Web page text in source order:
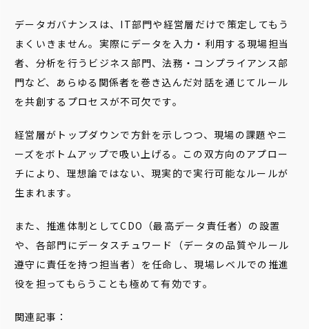
データガバナンスは、IT部門や経営層だけで策定してもう
まくいきません。実際にデータを入力・利用する現場担当
者、分析を行うビジネス部門、法務・コンプライアンス部
門など、あらゆる関係者を巻き込んだ対話を通じてルール
を共創するプロセスが不可欠です。
経営層がトップダウンで方針を示しつつ、現場の課題やニ
ーズをボトムアップで吸い上げる。この双方向のアプロー
チにより、理想論ではない、現実的で実行可能なルールが
生まれます。
また、推進体制としてCDO（最高データ責任者）の設置
や、各部門にデータスチュワード（データの品質やルール
遵守に責任を持つ担当者）を任命し、現場レベルでの推進
役を担ってもらうことも極めて有効です。
関連記事：